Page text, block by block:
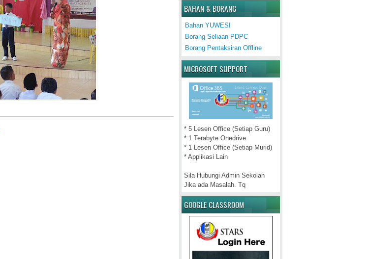
BAHAN & BORANG
Bahan YUWESI
Borang Seliaan PDPC
Borang Pentaksiran Offline
MICROSOFT SUPPORT
* 5 Lesen Office (Setiap Guru)
* 1 Terabyte Onedrive
* 1 Lesen Office (Setiap Murid)
* Applikasi Lain
Sila Hubungi Admin Sekolah
Jika ada Masalah. Tq
GOOGLE CLASSROOM